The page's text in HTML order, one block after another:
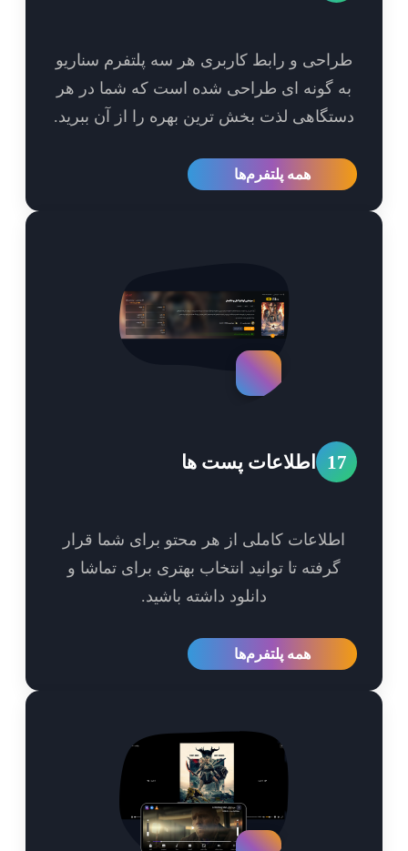
و رابط کاربری هر سه پلتفرم سناریو
گونه ای طراحی شده است که شما در هر
لذت بخش ترین بهره را از آن ببرید.
همه پلتفرم‌ها
اطلاعات پست ها
کاملی از هر محتو برای شما قرار
گرفته تا توانید انتخاب بهتری برای تماشا و
دانلود داشته باشید.
همه پلتفرم‌ها